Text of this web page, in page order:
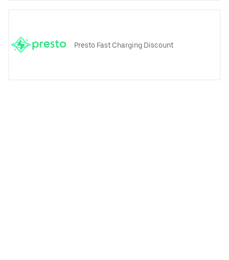
Presto Fast Charging Discount